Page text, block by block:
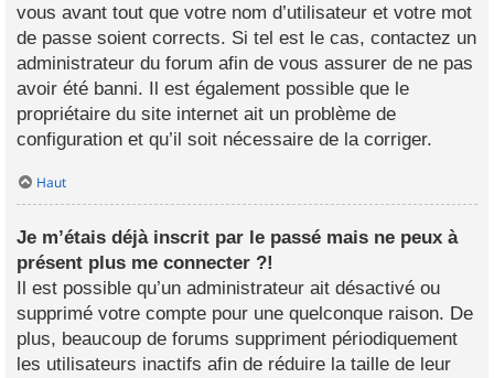
vous avant tout que votre nom d’utilisateur et votre mot
de passe soient corrects. Si tel est le cas, contactez un
administrateur du forum afin de vous assurer de ne pas
avoir été banni. Il est également possible que le
propriétaire du site internet ait un problème de
configuration et qu’il soit nécessaire de la corriger.
Haut
Je m’étais déjà inscrit par le passé mais ne peux à
présent plus me connecter ?!
Il est possible qu’un administrateur ait désactivé ou
supprimé votre compte pour une quelconque raison. De
plus, beaucoup de forums suppriment périodiquement
les utilisateurs inactifs afin de réduire la taille de leur